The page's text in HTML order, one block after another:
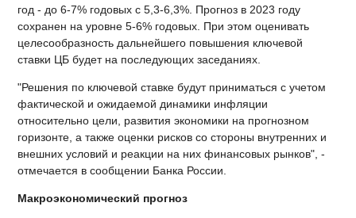
год - до 6-7% годовых с 5,3-6,3%. Прогноз в 2023 году
сохранен на уровне 5-6% годовых. При этом оценивать
целесообразность дальнейшего повышения ключевой
ставки ЦБ будет на последующих заседаниях.
"Решения по ключевой ставке будут приниматься с учетом
фактической и ожидаемой динамики инфляции
относительно цели, развития экономики на прогнозном
горизонте, а также оценки рисков со стороны внутренних и
внешних условий и реакции на них финансовых рынков", -
отмечается в сообщении Банка России.
Макроэкономический прогноз